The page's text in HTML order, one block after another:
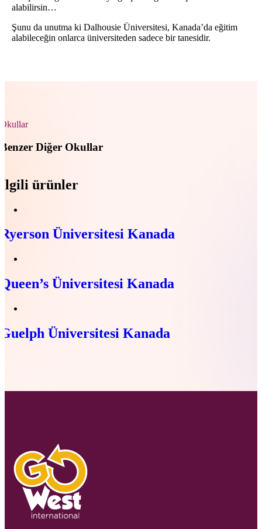
alabilirsin…
Şunu da unutma ki Dalhousie Üniversitesi, Kanada’da eğitim
alabileceğin onlarca üniversiteden sadece bir tanesidir.
Okullar
Benzer Diğer Okullar
İlgili ürünler
Ryerson Üniversitesi Kanada
Queen’s Üniversitesi Kanada
Guelph Üniversitesi Kanada